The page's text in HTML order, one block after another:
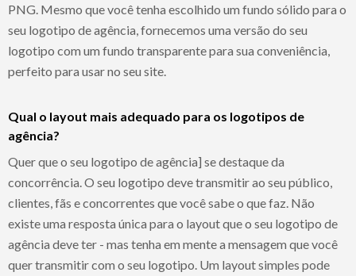
PNG. Mesmo que você tenha escolhido um fundo sólido para o
seu logotipo de agência, fornecemos uma versão do seu
logotipo com um fundo transparente para sua conveniência,
perfeito para usar no seu site.
Qual o layout mais adequado para os logotipos de
agência?
Quer que o seu logotipo de agência] se destaque da
concorrência. O seu logotipo deve transmitir ao seu público,
clientes, fãs e concorrentes que você sabe o que faz. Não
existe uma resposta única para o layout que o seu logotipo de
agência deve ter - mas tenha em mente a mensagem que você
quer transmitir com o seu logotipo. Um layout simples pode